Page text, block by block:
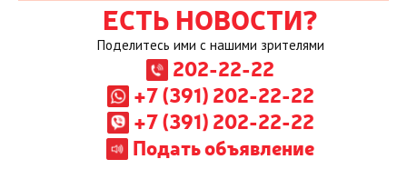
ЕСТЬ НОВОСТИ?
Поделитесь ими с нашими зрителями
202-22-22
+7 (391) 202-22-22
+7 (391) 202-22-22
Подать объявление